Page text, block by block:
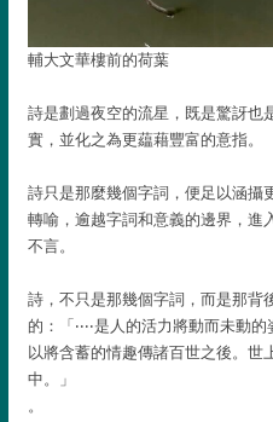
輔大文華樓前的荷葉
詩是劃過夜空的流星，既是驚訝也
實，並化之為更藴藉豐富的意指。
詩只是那麼幾個字詞，便足以涵攝
轉喻，逾越字詞和意義的邊界，進
不言。
詩，不只是那幾個字詞，而是那背
的：「‧‧‧‧是人的活力將動而未動
以將含蓄的情趣傳諸百世之後。世
中。」
。